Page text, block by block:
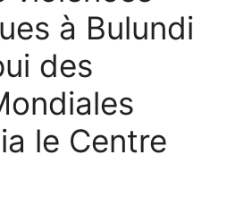
à Bulundi
des
le Centre